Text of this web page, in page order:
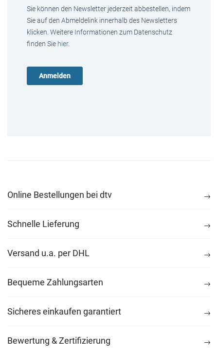
Sie können den Newsletter jederzeit abbestellen, indem
Sie auf den Abmeldelink innerhalb des Newsletters
klicken. Weitere Informationen zum Datenschutz
finden Sie hier.
Online Bestellungen bei dtv
Schnelle Lieferung
Versand u.a. per DHL
Bequeme Zahlungsarten
Sicheres einkaufen garantiert
Bewertung & Zertifizierung